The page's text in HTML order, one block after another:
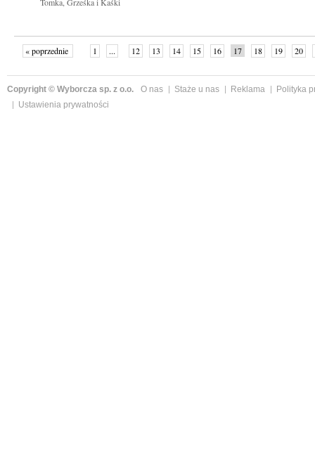
« poprzednie 1 ... 12 13 14 15 16 17 18 19 20
Copyright © Wyborcza sp. z o.o. O nas Staże u nas Reklama
Polityka
Ustawienia prywatności